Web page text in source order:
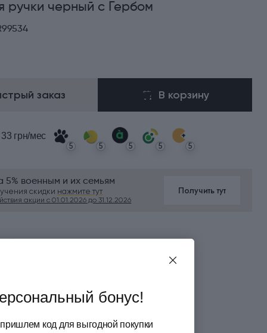
ручки черный с Гербом
заказ В корзину
33 грн/мес
5 5 5 5 5
5% военным и их семьям
скидки нажмите тут
акции с 01.01.2026 до 31.12.2026
Получить тут
бонус!
код для выгодной покупки